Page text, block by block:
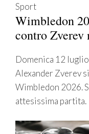
Sport
Wimbledon
contro Zverev
Domenica 12
Alexander Zverev
Wimbledon 2026.
attesissima partita.